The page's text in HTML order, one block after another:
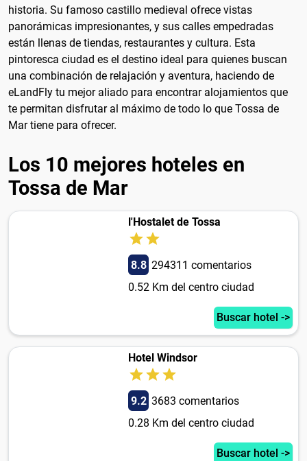
historia. Su famoso castillo medieval ofrece vistas
panorámicas impresionantes, y sus calles empedradas
están llenas de tiendas, restaurantes y cultura. Esta
pintoresca ciudad es el destino ideal para quienes buscan
una combinación de relajación y aventura, haciendo de
eLandFly tu mejor aliado para encontrar alojamientos que
te permitan disfrutar al máximo de todo lo que Tossa de
Mar tiene para ofrecer.
Los 10 mejores hoteles en
Tossa de Mar
l'Hostalet de Tossa
8.8 294311 comentarios
0.52 Km del centro ciudad
Buscar hotel ->
Hotel Windsor
9.2 3683 comentarios
0.28 Km del centro ciudad
Buscar hotel ->